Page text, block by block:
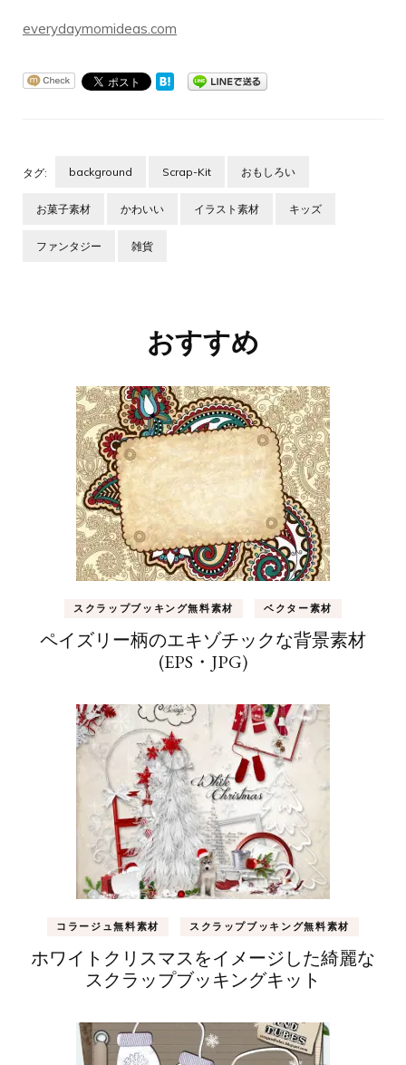
everydaymomideas.com
タグ: background Scrap-Kit おもしろい
お菓子素材 かわいい イラスト素材 キッズ
ファンタジー 雑貨
おすすめ
スクラップブッキング無料素材 ベクター素材
ペイズリー柄のエキゾチックな背景素材
(EPS・JPG)
コラージュ無料素材 スクラップブッキング無料素材
ホワイトクリスマスをイメージした綺麗な
スクラップブッキングキット